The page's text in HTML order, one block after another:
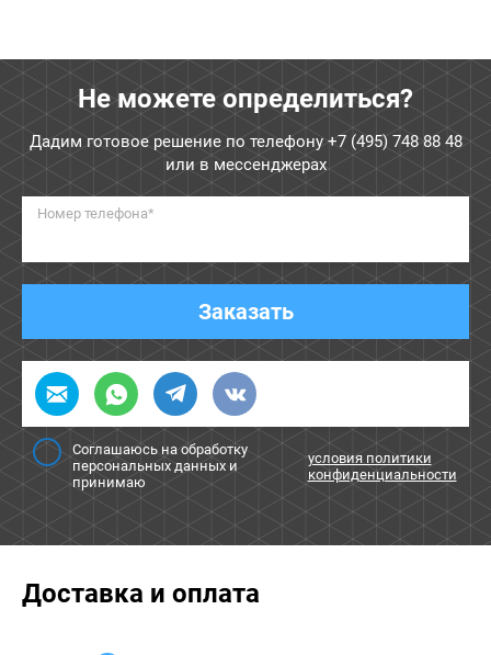
Не можете определиться?
Дадим готовое решение по телефону +7 (495) 748 88 48
или в мессенджерах
Номер телефона*
Заказать
Соглашаюсь на обработку
персональных данных и
принимаю
условия политики
конфиденциальности
Доставка и оплата